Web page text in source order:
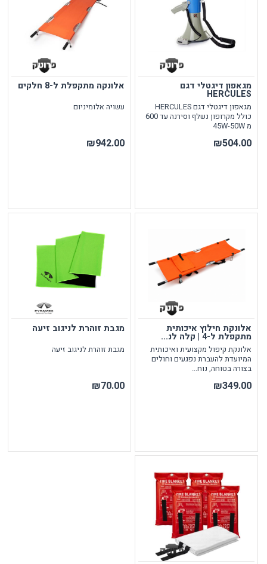
מגאפון דיגטלי דגם
HERCULES
מגאפון דיגטלי דגם HERCULES
כולל מקרופון נשלף וסירנה עד 600
מ 45W-50W
₪504.00
אלונקה מתקפלת ל-8 חלקים
עשויה אלומיניום
₪942.00
אלונקת חילוץ איכותית
מתקפלת ל-4 | קלה לנ...
אלונקת קיפול מקצועית ואיכותית
המיועדת להעברת נפגעים וחולים
בצורה בטוחה, נוח...
₪349.00
מגבת זוהרת לניגוב זיעה
מגבת זוהרת לניגוב זיעה
₪70.00